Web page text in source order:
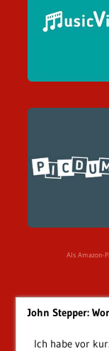
Als Amazon-
John Stepper:
Ich habe vor